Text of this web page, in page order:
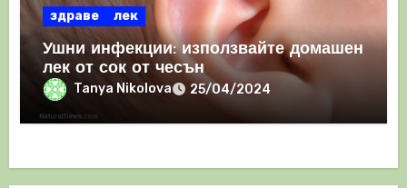
здраве лек
Ушни инфекции: използвайте домашен
лек от сок от чесън
Tanya Nikolova 25/04/2024